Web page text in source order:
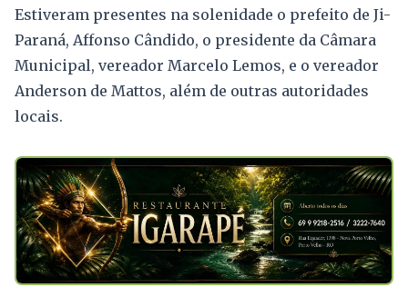
Estiveram presentes na solenidade o prefeito de Ji-
Paraná, Affonso Cândido, o presidente da Câmara
Municipal, vereador Marcelo Lemos, e o vereador
Anderson de Mattos, além de outras autoridades
locais.